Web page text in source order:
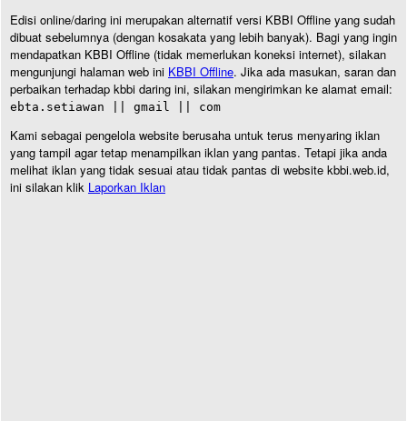
Edisi online/daring ini merupakan alternatif versi KBBI Offline yang sudah
dibuat sebelumnya (dengan kosakata yang lebih banyak). Bagi yang ingin
mendapatkan KBBI Offline (tidak memerlukan koneksi internet), silakan
mengunjungi halaman web ini KBBI Offline. Jika ada masukan, saran dan
perbaikan terhadap kbbi daring ini, silakan mengirimkan ke alamat email:
ebta.setiawan || gmail || com
Kami sebagai pengelola website berusaha untuk terus menyaring iklan
yang tampil agar tetap menampilkan iklan yang pantas. Tetapi jika anda
melihat iklan yang tidak sesuai atau tidak pantas di website kbbi.web.id,
ini silakan klik Laporkan Iklan